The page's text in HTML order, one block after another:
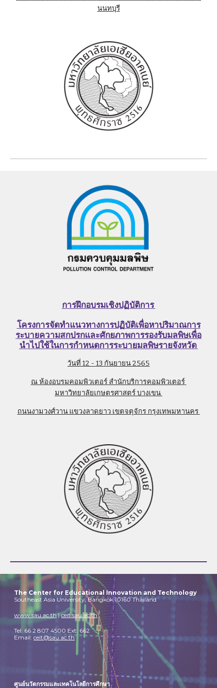
นนทบุรี
การฝึกอบรมเชิงปฏิบัติการ
โครงการจัดทำแนวทางการปฏิบัติเพื่อหาปริมาณการ
ระบายความสกปรกและศักยภาพการรองรับมลพิษเพื่อ
นำไปใช้ในการกำหนดการระบายมลพิษรายจังหวัด
วันที่ 12 - 13 กันยายน 2565
ณ ห้องอบรมคอมพิวเตอร์ สำนักบริการคอมพิวเตอร์
มหาวิทยาลัยเกษตรศาสตร์ บางเขน
ถนนงามวงศ์วาน แขวงลาดยาว เขตจตุจักร กรุงเทพมหานคร
The Center for Educational Innovation and Technology
Southeast Asia University, Bangkok 10160 Thailand
www.sau.ac.th|ceit.sau.ac.th
Tel: 66 2 807 4500 Ext: 662
Email:ceit@sau.ac.th
ศูนย์นวัตกรรมและเทคโนโลยีการศึกษา